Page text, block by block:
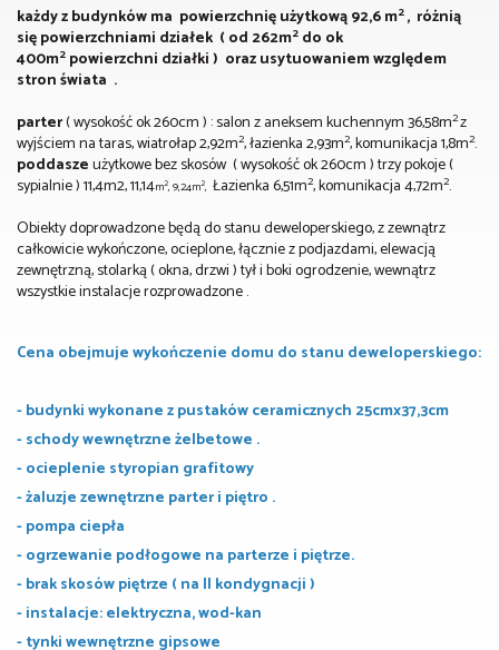
każdy z budynków ma powierzchnię użytkową 92,6m2, różnią
się powierzchniami działek ( od 262m2 do ok
400m2 powierzchni działki ) oraz usytuowaniem względem
stron świata .
parter( wysokość ok 260cm ) : salon z aneksem kuchennym 36,58m2z
wyjściem na taras, wiatrołap 2,92m2, łazienka 2,93m2, komunikacja 1,8m2.
poddaszeużytkowe bez skosów ( wysokość ok 260cm ) trzy pokoje (
sypialnie ) 11,4m2, 11,14m2, 9,24m2, Łazienka 6,51m2, komunikacja 4,72m2.
Obiekty doprowadzone będą do stanu deweloperskiego, z zewnątrz
całkowicie wykończone, ocieplone, łącznie z podjazdami, elewacją
zewnętrzną, stolarką ( okna, drzwi ) tył i boki ogrodzenie, wewnątrz
wszystkie instalacje rozprowadzone .
Cena obejmuje wykończenie domu do stanu deweloperskiego:
- budynki wykonane z pustaków ceramicznych 25cmx37,3cm
- schody wewnętrzne żelbetowe .
- ocieplenie styropian grafitowy
- żaluzje zewnętrzne parter i piętro .
- pompa ciepła
- ogrzewanie podłogowe na parterze i piętrze.
- brak skosów piętrze ( na II kondygnacji )
- instalacje: elektryczna, wod-kan
- tynki wewnętrzne gipsowe